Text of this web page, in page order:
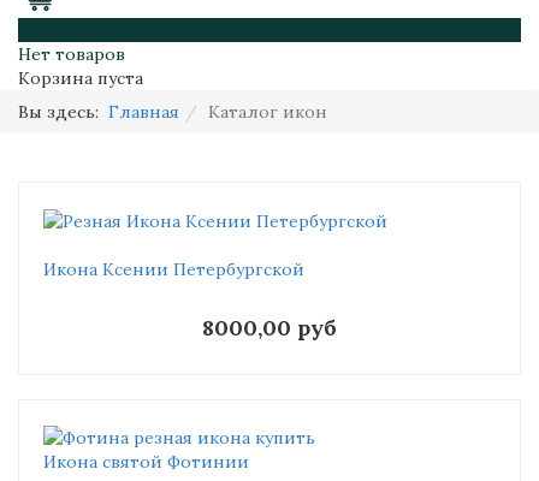
Нет товаров
Корзина пуста
Вы здесь: Главная Каталог икон
Икона Ксении Петербургской
8000,00 руб
Икона святой Фотинии